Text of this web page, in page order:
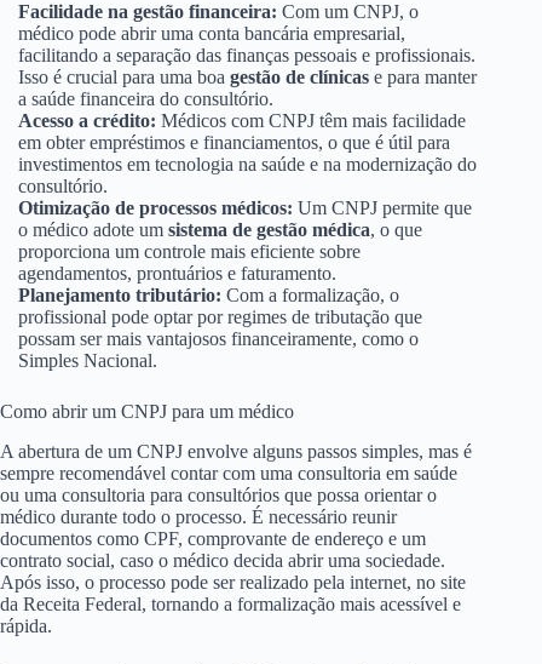
Facilidade na gestão financeira: Com um CNPJ, o
médico pode abrir uma conta bancária empresarial,
facilitando a separação das finanças pessoais e profissionais.
Isso é crucial para uma boa gestão de clínicas e para manter
a saúde financeira do consultório.
Acesso a crédito: Médicos com CNPJ têm mais facilidade
em obter empréstimos e financiamentos, o que é útil para
investimentos em tecnologia na saúde e na modernização do
consultório.
Otimização de processos médicos: Um CNPJ permite que
o médico adote um sistema de gestão médica, o que
proporciona um controle mais eficiente sobre
agendamentos, prontuários e faturamento.
Planejamento tributário: Com a formalização, o
profissional pode optar por regimes de tributação que
possam ser mais vantajosos financeiramente, como o
Simples Nacional.
Como abrir um CNPJ para um médico
A abertura de um CNPJ envolve alguns passos simples, mas é
sempre recomendável contar com uma consultoria em saúde
ou uma consultoria para consultórios que possa orientar o
médico durante todo o processo. É necessário reunir
documentos como CPF, comprovante de endereço e um
contrato social, caso o médico decida abrir uma sociedade.
Após isso, o processo pode ser realizado pela internet, no site
da Receita Federal, tornando a formalização mais acessível e
rápida.